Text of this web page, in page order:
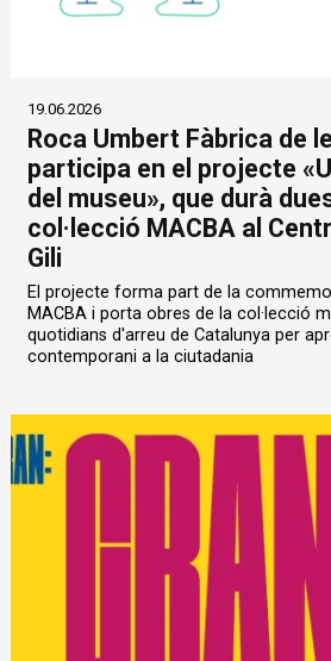
19.06.2026
Roca Umbert Fàbrica de
participa en el projecte
del museu», que durà
col·lecció MACBA al
Gili
El projecte forma part de la
MACBA i porta obres de la col·lecció
quotidians d'arreu de Catalunya per
contemporani a la ciutadania